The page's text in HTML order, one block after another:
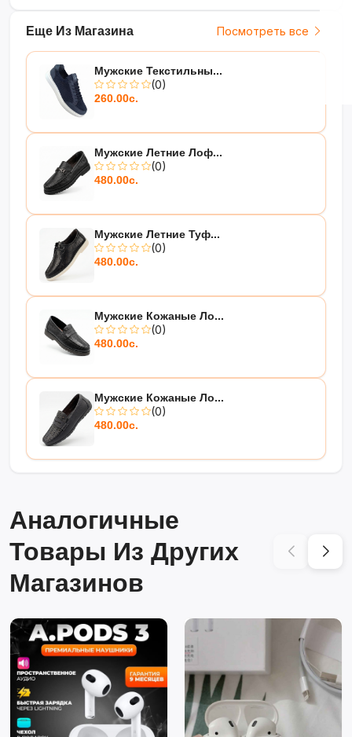
Еще Из Магазина Посмотреть все
Мужские Текстильны...
(0)
260.00с.
Мужские Летние Лоф...
(0)
480.00с.
Мужские Летние Туф...
(0)
480.00с.
Мужские Кожаные Ло...
(0)
480.00с.
Мужские Кожаные Ло...
(0)
480.00с.
Аналогичные
Товары Из Других
Магазинов